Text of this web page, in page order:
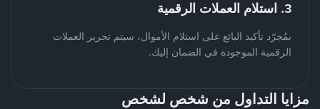
3. استلام العملات الرقمية
بمُجرّد تأكيد البائع على استلام الأموال، سيتم تحرير العملات
الرقمية الموجودة في الضمان إليك.
مزايا التداول من شخص لشخص